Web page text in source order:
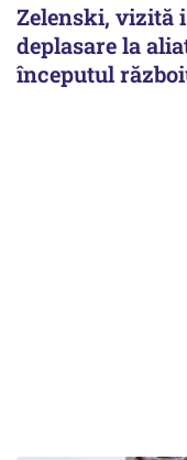
Zelenski, vizită
deplasare la
începutul